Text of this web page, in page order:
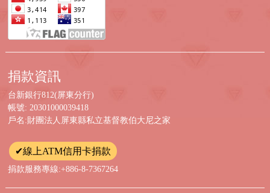
捐款資訊
台新銀行812(屏東分行)
帳號: 20301000039418
戶名:財團法人屏東縣私立基督教伯大尼之家
✔線上ATM信用卡捐款
捐款服務專線:+886-8-7367264